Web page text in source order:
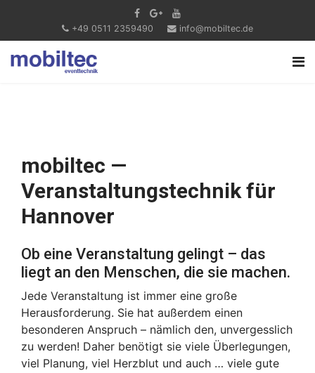
+49 0511 2359490 info@mobiltec.de
mobiltec —
Veranstaltungstechnik für
Hannover
Ob eine Veranstaltung gelingt – das
liegt an den Menschen, die sie machen.
Jede Veranstaltung ist immer eine große
Herausforderung. Sie hat außerdem einen
besonderen Anspruch – nämlich den, unvergesslich
zu werden! Daher benötigt sie viele Überlegungen,
viel Planung, viel Herzblut und auch … viele gute